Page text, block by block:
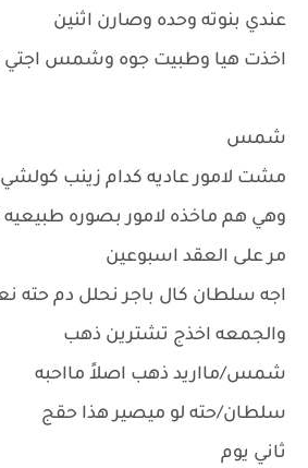
عندي بنوته وحده وصارن اثنين
اخذت هيا وطبيت جوه وشمس اجتي
شمس
مشت لامور عاديه كدام زينب كولشي
وهي هم ماخذه لامور بصوره طبيعيه
مر على العقد اسبوعين
اجه سلطان كال باجر نحلل دم حته
والجمعه اخذج تشترين ذهب
شمس/مااريد ذهب اصلاً مااحبه
سلطان/حته لو ميصير هذا حقج
ثاني يوم